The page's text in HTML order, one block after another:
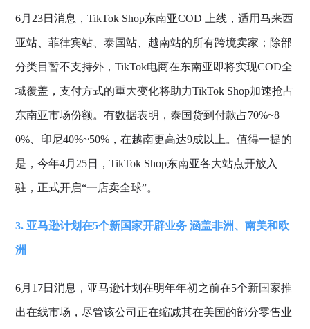
6月23日消息，TikTok Shop东南亚COD 上线，适用马来西
亚站、菲律宾站、泰国站、越南站的所有跨境卖家；除部
分类目暂不支持外，TikTok电商在东南亚即将实现COD全
域覆盖，支付方式的重大变化将助力TikTok Shop加速抢占
东南亚市场份额。有数据表明，泰国货到付款占70%~8
0%、印尼40%~50%，在越南更高达9成以上。值得一提的
是，今年4月25日，TikTok Shop东南亚各大站点开放入
驻，正式开启“一店卖全球”。
3. 亚马逊计划在5个新国家开辟业务 涵盖非洲、南美和欧
洲
6月17日消息，亚马逊计划在明年年初之前在5个新国家推
出在线市场，尽管该公司正在缩减其在美国的部分零售业